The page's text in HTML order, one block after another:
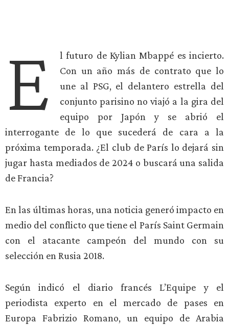
E
l futuro de Kylian Mbappé es incierto.
Con un año más de contrato que lo
une al PSG, el delantero estrella del
conjunto parisino no viajó a la gira del
equipo por Japón y se abrió el
interrogante de lo que sucederá de cara a la
próxima temporada. ¿El club de París lo dejará sin
jugar hasta mediados de 2024 o buscará una salida
de Francia?
En las últimas horas, una noticia generó impacto en
medio del conflicto que tiene el París Saint Germain
con el atacante campeón del mundo con su
selección en Rusia 2018.
Según indicó el diario francés L’Equipe y el
periodista experto en el mercado de pases en
Europa Fabrizio Romano, un equipo de Arabia